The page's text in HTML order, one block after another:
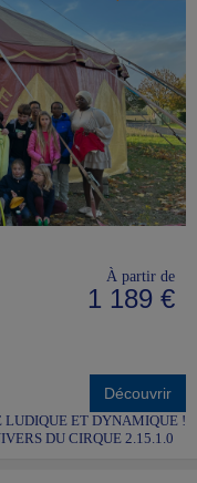
À partir de
1 189 €
Découvrir
LUDIQUE ET DYNAMIQUE !
DU CIRQUE 2.15.1.0